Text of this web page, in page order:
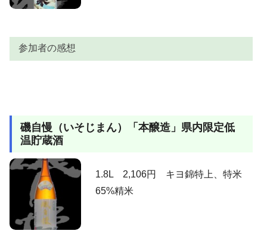
AKIRA
バニラを感じさせてくれます。含むと、優しい甘味が
どる。比較的さらさらと流れて行くさまは、名の如く
まさに清流。相変わらずのコストパフォーマンスで
す。
参加者の感想
山葵
おいて右に出るものは無いと思います。普通酒が、あ
れだけの旨みを持つなんて最高です。
AKIRA
上立ち香は非常にほのか。含むと、原酒らしいメリハ
リの中でしっかりと弾ける南国フルーツ様の甘味。こ
れほどの米の甘味を表現しながらも低精白感はまった
す。アルコールの弾け方もまた面白いお酒でした。旨
いっす。世の中には、とんでもない普通酒が存在する
磯自慢（いそじまん）「本醸造」県内限定低
温貯蔵酒
1.8L 2,106円 キヨ錦特上、特米
65%精米